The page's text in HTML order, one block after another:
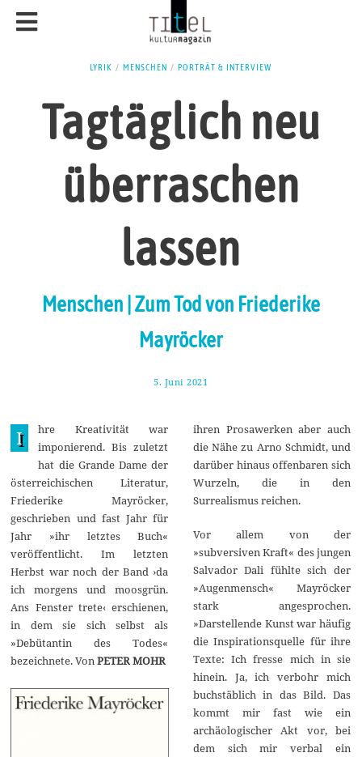
LYRIK / MENSCHEN / PORTRÄT & INTERVIEW
Tagtäglich neu
überraschen
lassen
Menschen | Zum Tod von Friederike
Mayröcker
5. Juni 2021
a
n
u
a
r
2
0
I
hre Kreativität war
imponierend. Bis zuletzt
hat die Grande Dame der
österreichischen Literatur,
Friederike Mayröcker,
geschrieben und fast Jahr für
Jahr »ihr letztes Buch«
veröffentlicht. Im letzten
Herbst war noch der Band ›da
ich morgens und moosgrün.
Ans Fenster trete‹ erschienen,
in dem sie sich selbst als
»Debütantin des Todes«
bezeichnete. VonPETER MOHR
ihren Prosawerken aber auch
die Nähe zu Arno Schmidt, und
darüber hinaus offenbaren sich
Wurzeln, die in den
Surrealismus reichen.
Vor allem von der
»subversiven Kraft« des jungen
Salvador Dali fühlte sich der
»Augenmensch« Mayröcker
stark angesprochen.
»Darstellende Kunst war häufig
die Inspirationsquelle für ihre
Texte: Ich fresse mich in sie
hinein. Ja, ich verbohr mich
buchstäblich in das Bild. Das
kommt mir fast wie ein
archäologischer Akt vor, bei
dem sich mir verbal ein